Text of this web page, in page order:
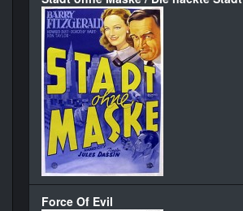
Force Of Evil